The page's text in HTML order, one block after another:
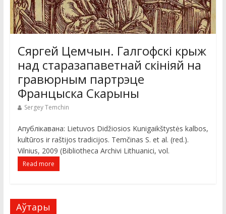
Сяргей Цемчын. Галгофскi крыж
над старазапаветнай скініяй на
гравюрным партрэце
Францыска Скарыны
Sergey Temchin
Апублiкавана: Lietuvos Didžiosios Kunigaikštystės kalbos,
kultūros ir raštijos tradicijos. Temčinas S. et al. (red.).
Vilnius, 2009 (Bibliotheca Archivi Lithuanici, vol.
Read more
Аўтары